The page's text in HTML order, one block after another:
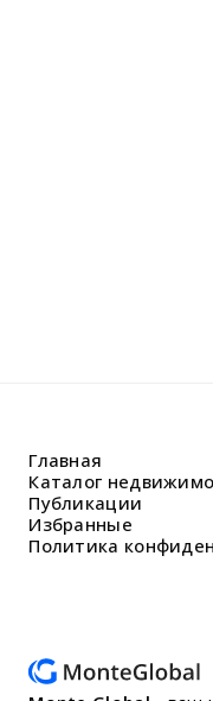
Главная
Каталог
Публикации
Избранные
Политика